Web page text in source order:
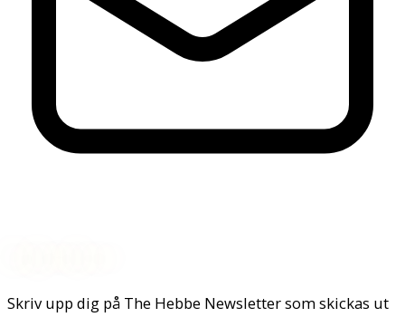
Skriv upp dig på The Hebbe Newsletter som skickas ut